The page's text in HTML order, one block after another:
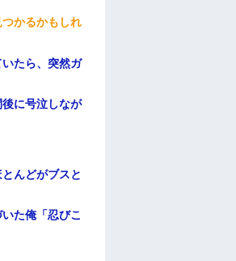
かるかもしれ
たら、突然ガ
に号泣しなが
んどがブスと
た俺「忍びこ